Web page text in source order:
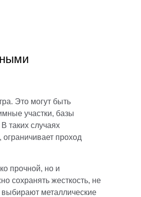
Это могут быть
участки, базы
таких случаях
проход
прочной, но и
сохранять жесткость, не
металлические